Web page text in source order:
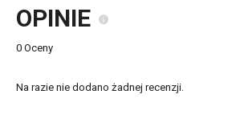
OPINIE
0 Oceny
Na razie nie dodano żadnej recenzji.